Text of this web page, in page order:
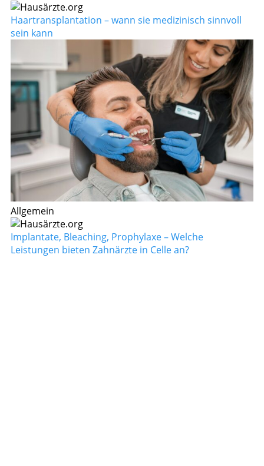
Haartransplantation – wann sie medizinisch sinnvoll
sein kann
Allgemein
Implantate, Bleaching, Prophylaxe – Welche
Leistungen bieten Zahnärzte in Celle an?